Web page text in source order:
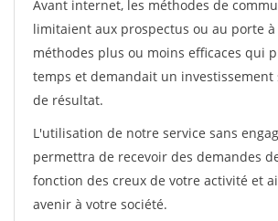
Avant internet, les méthodes de
limitaient aux prospectus ou au porte à
méthodes plus ou moins efficaces qui
temps et demandait un investissement
de résultat.
L'utilisation de notre service sans
permettra de recevoir des demandes
fonction des creux de votre activité et
avenir à votre société.